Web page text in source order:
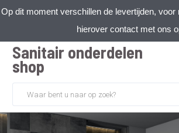
Op dit moment verschillen de levertijden, voor
hierover contact met ons
Sanitair onderdelen
shop